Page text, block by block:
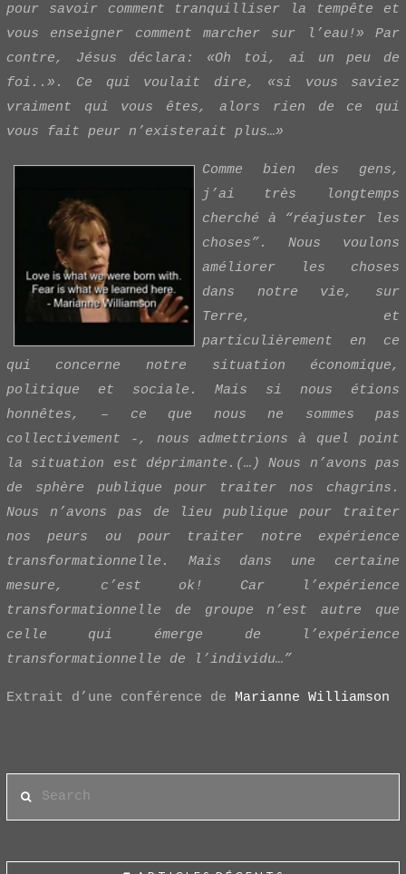
pour savoir comment tranquilliser la tempête et
vous enseigner comment marcher sur l’eau!»Par
contre, Jésus déclara: «Oh toi, ai un peu de
foi.. » . Ce qui voulait dire, «si vous saviez
vraiment qui vous êtes, alors rien de ce qui
vous fait peur n’existerait plus…»
Comme bien des gens,
j’ai très longtemps
cherché à “réajuster les
choses”. Nous voulons
améliorer les choses
dans notre vie, sur
Terre, et
particulièrement en ce
qui concerne notre situation économique,
politique et sociale. Mais si nous étions
honnêtes, – ce que nous ne sommes pas
collectivement -, nous admettrions à quel point
la situation est déprimante.(…) Nous n’avons pas
de sphère publique pour traiter nos chagrins.
Nous n’avons pas de lieu publique pour traiter
nos peurs ou pour traiter notre expérience
transformationnelle. Mais dans une certaine
mesure, c’est ok! Car l’expérience
transformationnelle de groupe n’est autre que
celle qui émerge de l’expérience
transformationnelle de l’individu…”
Extrait d’une conférence de Marianne Williamson